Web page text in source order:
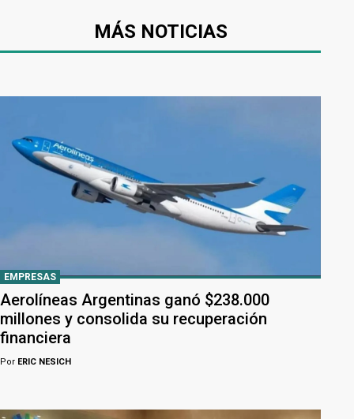
MÁS NOTICIAS
EMPRESAS
Aerolíneas Argentinas ganó $238.000
millones y consolida su recuperación
financiera
Por ERIC NESICH